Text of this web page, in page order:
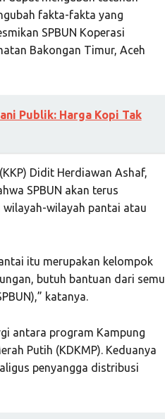
fakta-fakta yang
SPBUN Koperasi
Bakongan Timur, Aceh
Publik: Harga Kopi Tak
Didit Herdiawan Ashaf,
SPBUN akan terus
wilayah pantai atau
itu merupakan kelompok
butuh bantuan dari
katanya.
antara program Kampung
Putih (KDKMP). Keduanya
penyangga distribusi